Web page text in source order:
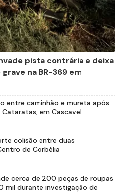
pista contrária e deixa
na BR-369 em
entre caminhão e mureta após
em Cascavel
colisão entre duas
de Corbélia
cerca de 200 peças de roupas
mil durante investigação de